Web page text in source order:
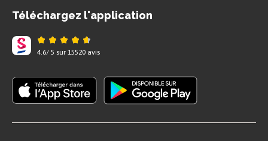
Téléchargez l'application
4.6/ 5 sur 15520 avis